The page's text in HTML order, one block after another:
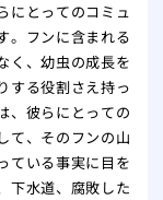
にとってのコミュ
。フンに含まれる
く、幼虫の成長を
する役割さえ持っ
、彼らにとっての
て、そのフンの山
ている事実に目を
下水道、腐敗した